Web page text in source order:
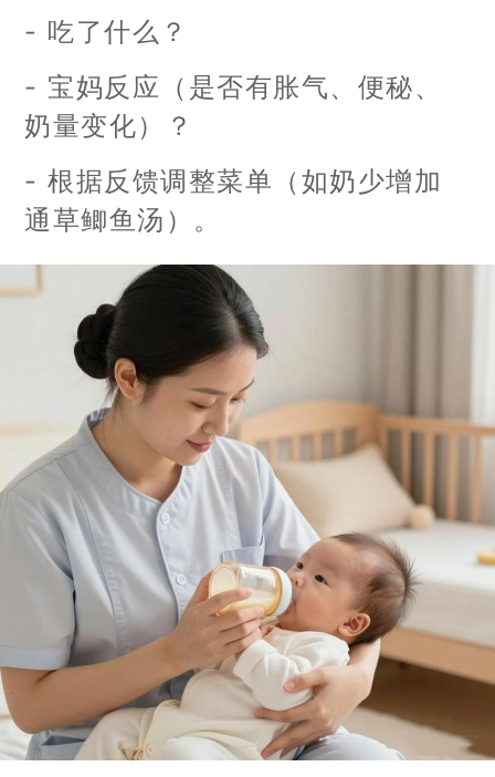
- 吃了什么？
- 宝妈反应（是否有胀气、便秘、
奶量变化）？
- 根据反馈调整菜单（如奶少增加
通草鲫鱼汤）。